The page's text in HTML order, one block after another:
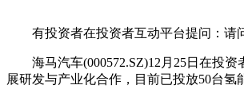
有投资者在投资者互动平台提问：请
海马汽车(000572.SZ)12月25日在投资
展研发与产业化合作，目前已投放50台